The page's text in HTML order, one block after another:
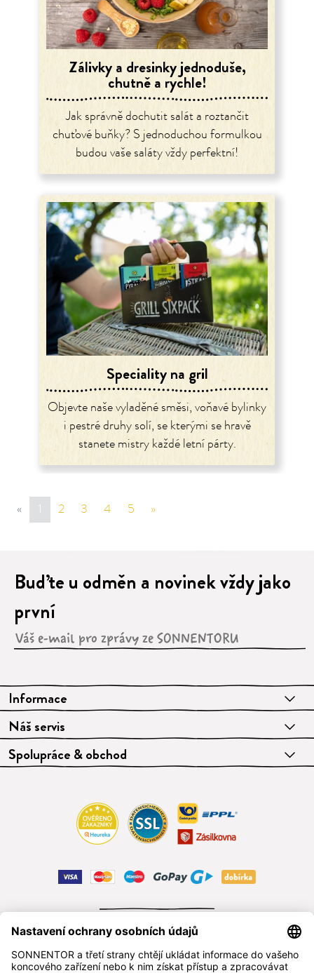
Zálivky a dresinky jednoduše,
chutně a rychle!
Jak správně dochutit salát a roztančit
chuťové buňky? S jednoduchou formulkou
budou vaše saláty vždy perfektní!
Speciality na gril
Objevte naše vyladěné směsi, voňavé bylinky
i pestré druhy solí, se kterými se hravě
stanete mistry každé letní párty.
« sr.page.previous
1 2 3 4 5 »
Informace
Náš servis
Spolupráce & obchod
Buďte u odměn a novinek vždy jako
první
čeština